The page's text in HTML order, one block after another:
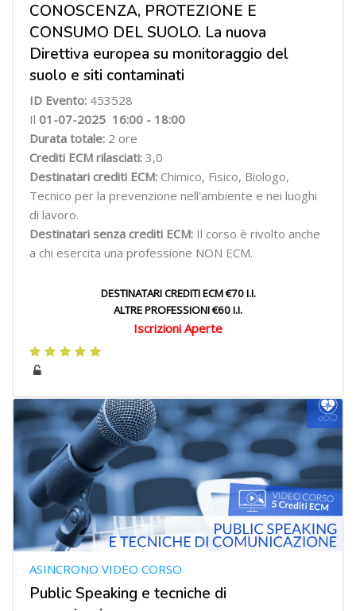
CONOSCENZA, PROTEZIONE E
CONSUMO DEL SUOLO. La nuova
Direttiva europea su monitoraggio del
suolo e siti contaminati
ID Evento: 453528
Il 01-07-2025 16:00 - 18:00
Durata totale: 2 ore
Crediti ECM rilasciati: 3,0
Destinatari crediti ECM: Chimico, Fisico, Biologo,
Tecnico per la prevenzione nell'ambiente e nei luoghi
di lavoro.
Destinatari senza crediti ECM: Il corso è rivolto anche
a chi esercita una professione NON ECM.
DESTINATARI CREDITI ECM €70 I.I.
ALTRE PROFESSIONI €60 I.I.
Iscrizioni Aperte
Public Speaking e tecniche di
ASINCRONO VIDEO CORSO